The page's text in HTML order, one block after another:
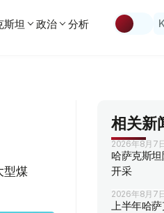
斯坦 政治 分析
型煤
相关新
2026年8月7
哈萨克斯
开采
2026年8月7
上半年哈